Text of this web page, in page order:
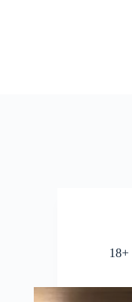
خاص للبنات!! مقطع أميرة علي المحجبة +18